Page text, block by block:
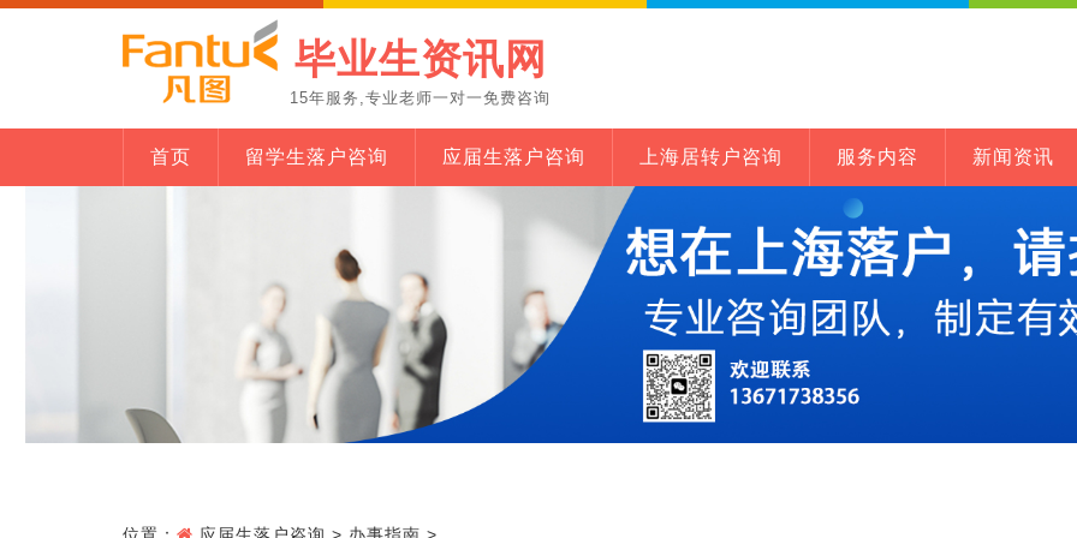
毕业生资讯网
15年服务,专业老师一对一免费咨询
首页 留学生落户咨询 应届生落户咨询 上海居转户咨询 服务内容 新闻资讯